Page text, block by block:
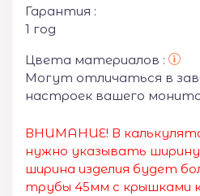
Гарантия :
1 год
Цвета материалов :
Могут отличаться в
настроек вашего
ВНИМАНИЕ! В
нужно указывать
ширина изделия будет
трубы 45мм с крышками